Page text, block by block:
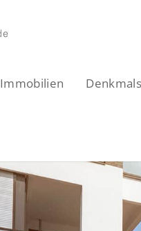
Immobilien